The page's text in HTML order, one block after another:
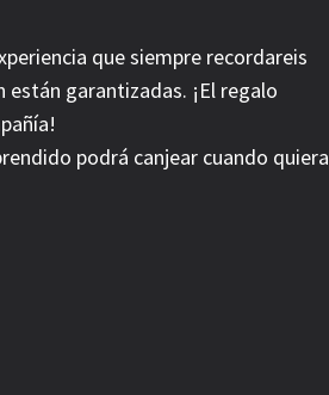
que siempre recordareis
garantizadas. ¡El regalo
podrá canjear cuando quiera